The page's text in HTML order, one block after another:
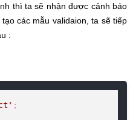
thì ta sẽ nhận được cảnh báo
các mẫu validaion, ta sẽ tiếp
:
;